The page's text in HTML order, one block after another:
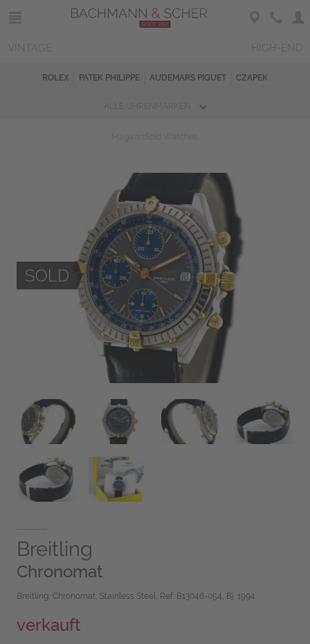
ROLEX PATEK PHILIPPE AUDEMARS PIGUET CZAPEK
Breitling
Chronomat
Breitling, Chronomat, Stainless Steel, Ref. B13048-054, Bj. 1994
verkauft